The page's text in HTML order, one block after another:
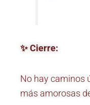
✨ Cierre:
No hay caminos
más amorosas